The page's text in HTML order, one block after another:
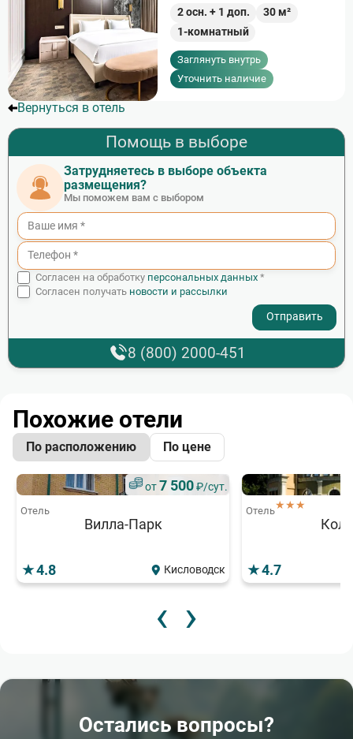
2осн. + 1 доп. 30м²
1-комнатный
Заглянуть внутрь
Уточнить наличие
Вернуться в отель
Помощь в выборе
Затрудняетесь в выборе объекта
размещения?
Мы поможем вам с выбором
Согласен на обработку персональных данных *
Согласен получать новости и рассылки
8 (800) 2000-451
Похожие отели
По расположению По цене
от7 500₽/сут.
Отель
Вилла-Парк
4.8 Кисловодск
Отель★★★
4.7
‹ ›
Александр
Кисловодск
Остались вопросы?